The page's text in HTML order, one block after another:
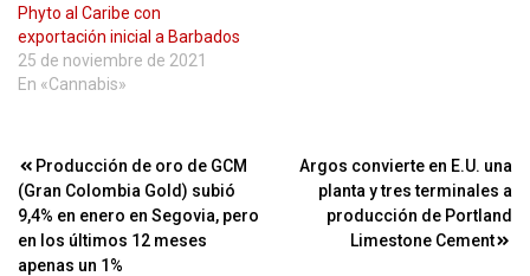
Phyto al Caribe con
exportación inicial a Barbados
25 de noviembre de 2021
En «Cannabis»
Navegación
de
entradas
Producción de oro de GCM
(Gran Colombia Gold) subió
9,4% en enero en Segovia, pero
en los últimos 12 meses
apenas un 1%
Argos convierte en E.U. una
planta y tres terminales a
producción de Portland
Limestone Cement